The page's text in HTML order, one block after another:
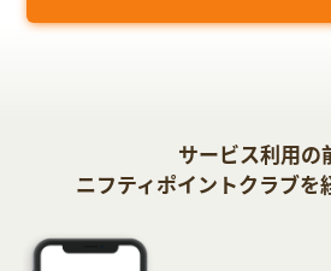
サービス利用の
ニフティポイントクラブを